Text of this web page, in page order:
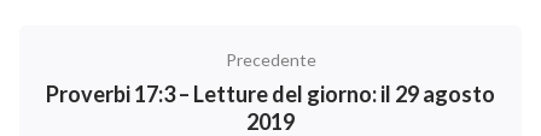
Precedente
Proverbi 17:3 – Letture del giorno: il 29 agosto
2019